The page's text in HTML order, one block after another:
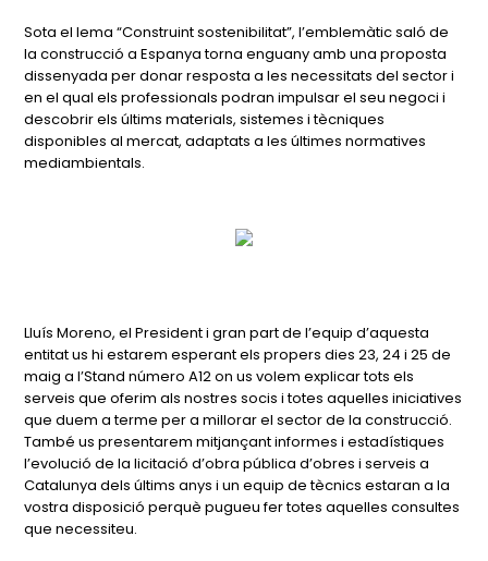
Sota el lema “Construint sostenibilitat”, l’emblemàtic saló de
la construcció a Espanya torna enguany amb una proposta
dissenyada per donar resposta a les necessitats del sector i
en el qual els professionals podran impulsar el seu negoci i
descobrir els últims materials, sistemes i tècniques
disponibles al mercat, adaptats a les últimes normatives
mediambientals.
Lluís Moreno, el President i gran part de l’equip d’aquesta
entitat us hi estarem esperant els propers dies 23, 24 i 25 de
maig a l’Stand número A12 on us volem explicar tots els
serveis que oferim als nostres socis i totes aquelles iniciatives
que duem a terme per a millorar el sector de la construcció.
També us presentarem mitjançant informes i estadístiques
l’evolució de la licitació d’obra pública d’obres i serveis a
Catalunya dels últims anys i un equip de tècnics estaran a la
vostra disposició perquè pugueu fer totes aquelles consultes
que necessiteu.